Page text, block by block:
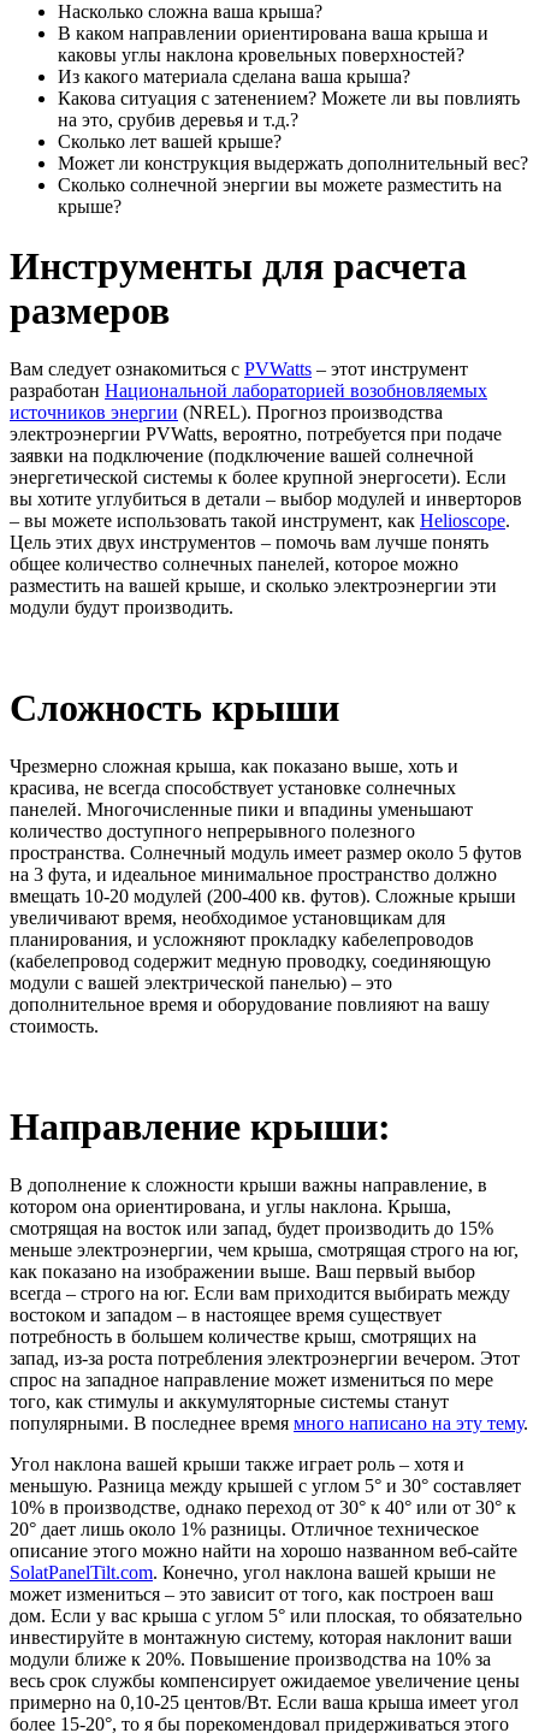
Насколько сложна ваша крыша?
В каком направлении ориентирована ваша крыша и
каковы углы наклона кровельных поверхностей?
Из какого материала сделана ваша крыша?
Какова ситуация с затенением? Можете ли вы повлиять
на это, срубив деревья и т.д.?
Сколько лет вашей крыше?
Может ли конструкция выдержать дополнительный вес?
Сколько солнечной энергии вы можете разместить на
крыше?
Инструменты для расчета
размеров
Вам следует ознакомиться с PVWatts – этот инструмент
разработан Национальной лабораторией возобновляемых
источников энергии (NREL). Прогноз производства
электроэнергии PVWatts, вероятно, потребуется при подаче
заявки на подключение (подключение вашей солнечной
энергетической системы к более крупной энергосети). Если
вы хотите углубиться в детали – выбор модулей и инверторов
– вы можете использовать такой инструмент, как Helioscope.
Цель этих двух инструментов – помочь вам лучше понять
общее количество солнечных панелей, которое можно
разместить на вашей крыше, и сколько электроэнергии эти
модули будут производить.
Сложность крыши
Чрезмерно сложная крыша, как показано выше, хоть и
красива, не всегда способствует установке солнечных
панелей. Многочисленные пики и впадины уменьшают
количество доступного непрерывного полезного
пространства. Солнечный модуль имеет размер около 5 футов
на 3 фута, и идеальное минимальное пространство должно
вмещать 10-20 модулей (200-400 кв. футов). Сложные крыши
увеличивают время, необходимое установщикам для
планирования, и усложняют прокладку кабелепроводов
(кабелепровод содержит медную проводку, соединяющую
модули с вашей электрической панелью) – это
дополнительное время и оборудование повлияют на вашу
стоимость.
Направление крыши:
В дополнение к сложности крыши важны направление, в
котором она ориентирована, и углы наклона. Крыша,
смотрящая на восток или запад, будет производить до 15%
меньше электроэнергии, чем крыша, смотрящая строго на юг,
как показано на изображении выше. Ваш первый выбор
всегда – строго на юг. Если вам приходится выбирать между
востоком и западом – в настоящее время существует
потребность в большем количестве крыш, смотрящих на
запад, из-за роста потребления электроэнергии вечером. Этот
спрос на западное направление может измениться по мере
того, как стимулы и аккумуляторные системы станут
популярными. В последнее время много написано на эту тему.
Угол наклона вашей крыши также играет роль – хотя и
меньшую. Разница между крышей с углом 5° и 30° составляет
10% в производстве, однако переход от 30° к 40° или от 30° к
20° дает лишь около 1% разницы. Отличное техническое
описание этого можно найти на хорошо названном веб-сайте
SolatPanelTilt.com. Конечно, угол наклона вашей крыши не
может измениться – это зависит от того, как построен ваш
дом. Если у вас крыша с углом 5° или плоская, то обязательно
инвестируйте в монтажную систему, которая наклонит ваши
модули ближе к 20%. Повышение производства на 10% за
весь срок службы компенсирует ожидаемое увеличение цены
примерно на 0,10-25 центов/Вт. Если ваша крыша имеет угол
более 15-20°, то я бы порекомендовал придерживаться этого